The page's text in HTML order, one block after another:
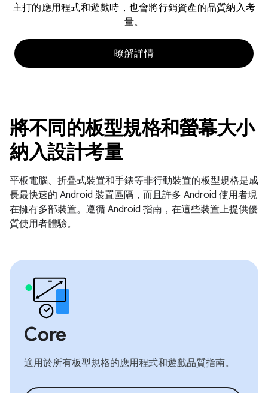
主打的應用程式和遊戲時，也會將行銷資產的品質納入考
量。
瞭解詳情
將不同的板型規格和螢幕大小
納入設計考量
平板電腦、折疊式裝置和手錶等非行動裝置的板型規格是成
長最快速的 Android 裝置區隔，而且許多 Android 使用者現
在擁有多部裝置。遵循 Android 指南，在這些裝置上提供優
質使用者體驗。
Core
適用於所有板型規格的應用程式和遊戲品質指南。